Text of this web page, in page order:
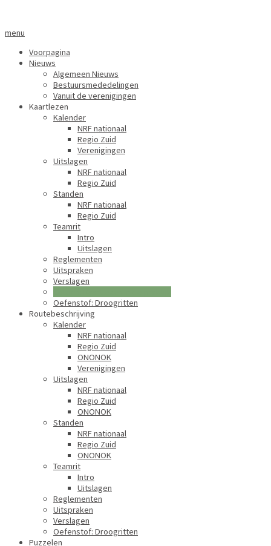
menu
Voorpagina
Nieuws
Algemeen Nieuws
Bestuursmededelingen
Vanuit de verenigingen
Kaartlezen
Kalender
NRF nationaal
Regio Zuid
Verenigingen
Uitslagen
NRF nationaal
Regio Zuid
Standen
NRF nationaal
Regio Zuid
Teamrit
Intro
Uitslagen
Reglementen
Uitspraken
Verslagen
Oefenstof: Droogritten
Routebeschrijving
Kalender
NRF nationaal
Regio Zuid
ONONOK
Verenigingen
Uitslagen
NRF nationaal
Regio Zuid
ONONOK
Standen
NRF nationaal
Regio Zuid
ONONOK
Teamrit
Intro
Uitslagen
Reglementen
Uitspraken
Verslagen
Oefenstof: Droogritten
Puzzelen